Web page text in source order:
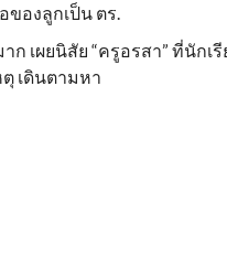
ของลูกเป็น ตร.
ก เผยนิสัย “ครูอรสา” ที่นักเ
เดินตามหา